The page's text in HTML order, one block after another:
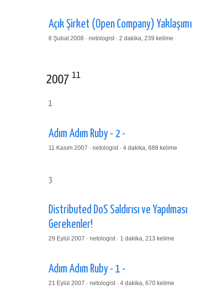
Açık Şirket (Open Company) Yaklaşımı
8 Şubat 2008 · netologist · 2 dakika, 239 kelime
2007 11
1
Adım Adım Ruby - 2 -
11 Kasım 2007 · netologist · 4 dakika, 688 kelime
3
Distributed DoS Saldırısı ve Yapılması
Gerekenler!
29 Eylül 2007 · netologist · 1 dakika, 213 kelime
Adım Adım Ruby - 1 -
21 Eylül 2007 · netologist · 4 dakika, 670 kelime